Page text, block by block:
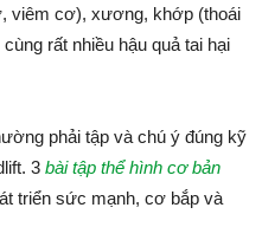
viêm cơ), xương, khớp (thoái
rất nhiều hậu quả tai hại
phải tập và chú ý đúng kỹ
3 bài tập thể hình cơ bản
triển sức mạnh, cơ bắp và